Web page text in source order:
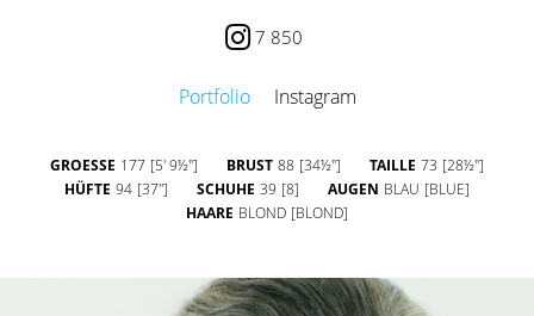
7 850
Portfolio Instagram
GROESSE 177 [5' 9½''] BRUST 88 [34½''] TAILLE 73 [28½'']
HÜFTE 94 [37''] SCHUHE 39 [8] AUGEN BLAU [BLUE]
HAARE BLOND [BLOND]